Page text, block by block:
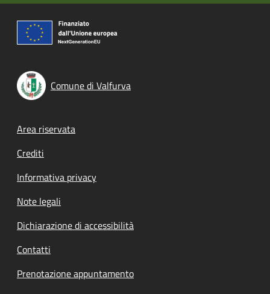
Comune di Valfurva
Footer menu
Area riservata
Crediti
Informativa privacy
Note legali
Dichiarazione di accessibilità
Contatti
Prenotazione appuntamento